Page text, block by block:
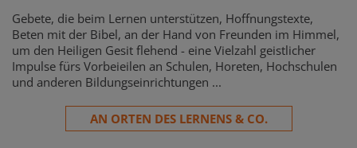
Gebete, die beim Lernen unterstützen, Hoffnungstexte,
Beten mit der Bibel, an der Hand von Freunden im Himmel,
um den Heiligen Gesit flehend - eine Vielzahl geistlicher
Impulse fürs Vorbeieilen an Schulen, Horeten, Hochschulen
und anderen Bildungseinrichtungen ...
AN ORTEN DES LERNENS & CO.